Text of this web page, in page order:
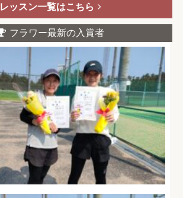
レッスン一覧はこちら
フラワー最新の入賞者